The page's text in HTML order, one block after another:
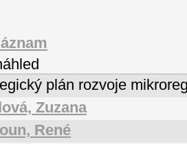
plán rozvoje
Zuzana
René